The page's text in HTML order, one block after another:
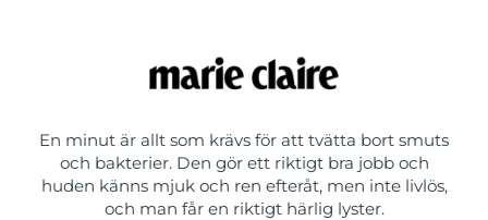
En minut är allt som krävs för att tvätta bort smuts
och bakterier. Den gör ett riktigt bra jobb och
huden känns mjuk och ren efteråt, men inte livlös,
och man får en riktigt härlig lyster.